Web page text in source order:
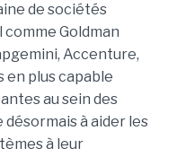
de sociétés
Goldman
Accenture,
en plus capable
au sein des
à aider les
à leur